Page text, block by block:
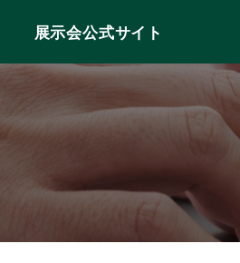
展示会公式サイト